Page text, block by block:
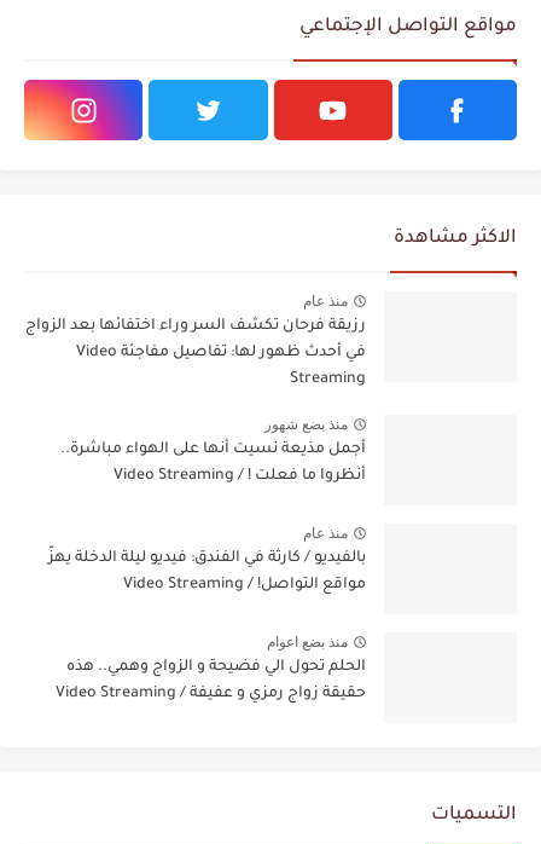
مواقع التواصل الإجتماعي
الاكثر مشاهدة
منذ عام
رزيقة فرحان تكشف السر وراء اختفائها بعد الزواج
في أحدث ظهور لها: تفاصيل مفاجئة Video
Streaming
منذ بضع شهور
أجمل مذيعة نسيت أنها على الهواء مباشرة..
أنظروا ما فعلت ! / Video Streaming
منذ عام
بالفيديو / كارثة في الفندق: فيديو ليلة الدخلة يهزّ
مواقع التواصل! / Video Streaming
منذ بضع اعوام
الحلم تحول الي فضيحة و الزواج وهمي.. هذه
حقيقة زواج رمزي و عفيفة / Video Streaming
التسميات